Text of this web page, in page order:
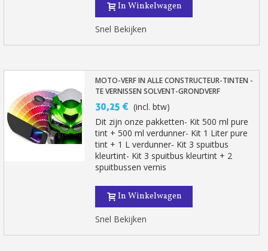
Schrijf je in voor de nieuwsbrief: €5 korting
Levering binnen 48-72 uur in Nederland
Je online offerte in minder dan 1 minuut
Deel je creaties en ontvang shopping vouchers
Verzamel loyaliteitspunten bij elke bestelling
Retourneer producten binnen 14 dagen
5€ korting op de eerste bestelling
10€ shopping voucher voor elke verwijzing
Levering binnen 48-72 uur in Nederland
Betaling in 4x gratis vanaf een aankoopwaarde van 30€.
Je online offerte in minder dan 1 minuut
In Winkelwagen
Snel Bekijken
MOTO-VERF IN ALLE CONSTRUCTEUR-TINTEN -
TE VERNISSEN SOLVENT-GRONDVERF
30,25 € (incl. btw)
Dit zijn onze pakketten- Kit 500 ml pure
tint + 500 ml verdunner- Kit 1 Liter pure
tint + 1 L verdunner- Kit 3 spuitbus
kleurtint- Kit 3 spuitbus kleurtint + 2
spuitbussen vernis
In Winkelwagen
Snel Bekijken